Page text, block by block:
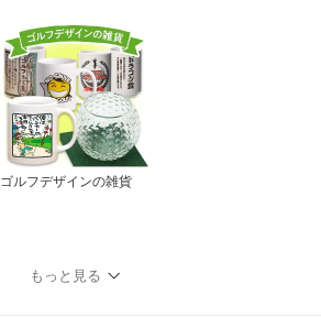
ゴルフデザインの雑貨
もっと見る